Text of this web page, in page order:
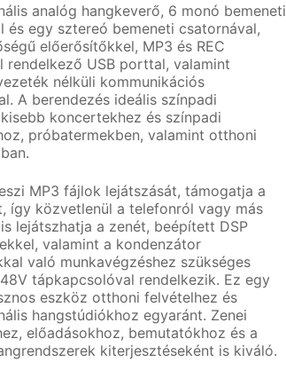
analóg hangkeverő, 6 monó bemeneti
és egy sztereó bemeneti csatornával,
előerősítőkkel, MP3 és REC
rendelkező USB porttal, valamint
nélküli kommunikációs
A berendezés ideális színpadi
koncertekhez és színpadi
próbatermekben, valamint otthoni
MP3 fájlok lejátszását, támogatja a
így közvetlenül a telefonról vagy más
lejátszhatja a zenét, beépített DSP
valamint a kondenzátor
való munkavégzéshez szükséges
tápkapcsolóval rendelkezik. Ez egy
eszköz otthoni felvételhez és
hangstúdiókhoz egyaránt. Zenei
előadásokhoz, bemutatókhoz és a
kiterjesztéseként is kiváló.